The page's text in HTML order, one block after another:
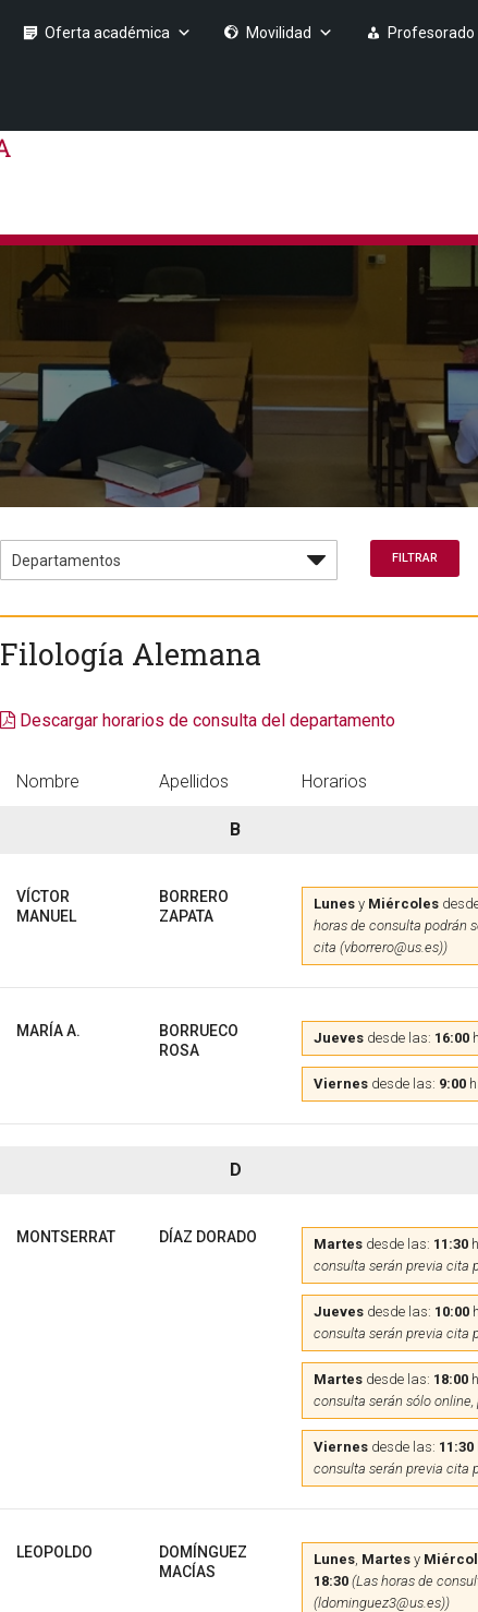
Oferta académica Movilidad Profesorado
Filología Alemana
Descargar horarios de consulta del departamento
Nombre Apellidos Horarios
B
VÍCTOR
MANUEL
BORRERO
ZAPATA
Lunesy Miércoles
horas de consulta podrán
cita (vborrero@us.es))
MARÍA A.
BORRUECO
ROSA
Juevesdesde las: 16:00
Viernesdesde las: 9:00
D
MONTSERRAT DÍAZ DORADO Martesdesde las: 11:30
consulta serán previa cita
Juevesdesde las: 10:00
consulta serán previa cita
Martesdesde las: 18:00
consulta serán sólo
Viernesdesde las: 11:30
consulta serán previa cita
LEOPOLDO
DOMÍNGUEZ
MACÍAS
Lunes, Martesy
18:30 (Las horas de
(ldominguez3@us.es))